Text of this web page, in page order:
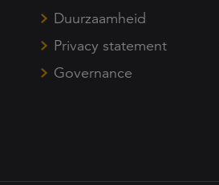
Duurzaamheid
Privacy statement
Governance